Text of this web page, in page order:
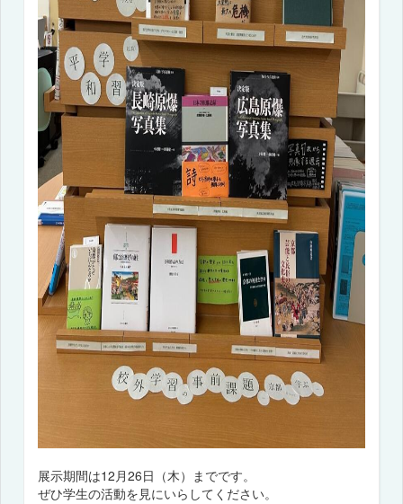
展示期間は12月26日（木）までです。
ぜひ学生の活動を見にいらしてください。